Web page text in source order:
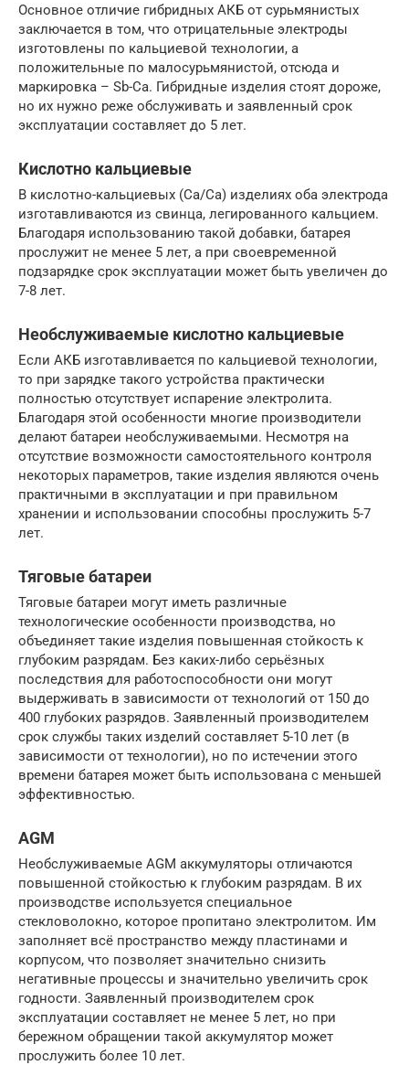
Основное отличие гибридных АКБ от сурьмянистых
заключается в том, что отрицательные электроды
изготовлены по кальциевой технологии, а
положительные по малосурьмянистой, отсюда и
маркировка – Sb-Ca. Гибридные изделия стоят дороже,
но их нужно реже обслуживать и заявленный срок
эксплуатации составляет до 5 лет.
Кислотно кальциевые
В кислотно-кальциевых (Ca/Ca) изделиях оба электрода
изготавливаются из свинца, легированного кальцием.
Благодаря использованию такой добавки, батарея
прослужит не менее 5 лет, а при своевременной
подзарядке срок эксплуатации может быть увеличен до
7-8 лет.
Необслуживаемые кислотно кальциевые
Если АКБ изготавливается по кальциевой технологии,
то при зарядке такого устройства практически
полностью отсутствует испарение электролита.
Благодаря этой особенности многие производители
делают батареи необслуживаемыми. Несмотря на
отсутствие возможности самостоятельного контроля
некоторых параметров, такие изделия являются очень
практичными в эксплуатации и при правильном
хранении и использовании способны прослужить 5-7
лет.
Тяговые батареи
Тяговые батареи могут иметь различные
технологические особенности производства, но
объединяет такие изделия повышенная стойкость к
глубоким разрядам. Без каких-либо серьёзных
последствия для работоспособности они могут
выдерживать в зависимости от технологий от 150 до
400 глубоких разрядов. Заявленный производителем
срок службы таких изделий составляет 5-10 лет (в
зависимости от технологии), но по истечении этого
времени батарея может быть использована с меньшей
эффективностью.
AGM
Необслуживаемые AGM аккумуляторы отличаются
повышенной стойкостью к глубоким разрядам. В их
производстве используется специальное
стекловолокно, которое пропитано электролитом. Им
заполняет всё пространство между пластинами и
корпусом, что позволяет значительно снизить
негативные процессы и значительно увеличить срок
годности. Заявленный производителем срок
эксплуатации составляет не менее 5 лет, но при
бережном обращении такой аккумулятор может
прослужить более 10 лет.